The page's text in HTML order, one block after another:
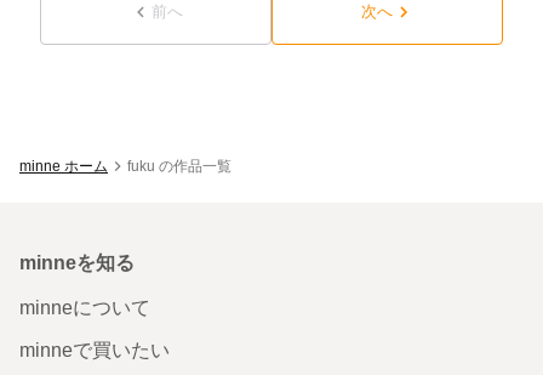
前へ 次へ
minne ホーム fuku の作品一覧
minneを知る
minneについて
minneで買いたい